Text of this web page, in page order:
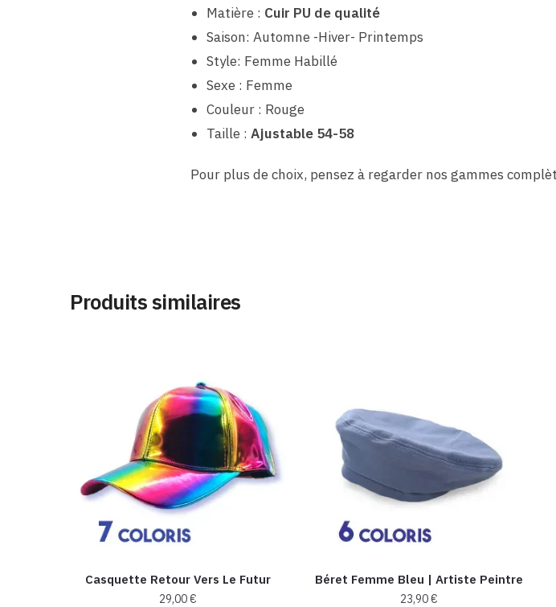
Matière : Cuir PU de qualité
Saison: Automne -Hiver- Printemps
Style: Femme Habillé
Sexe : Femme
Couleur : Rouge
Taille : Ajustable 54-58
Pour plus de choix, pensez à regarder nos gammes
Produits similaires
Casquette Retour Vers Le Futur
29,00€
Béret Femme Bleu | Artiste Peintre
23,90€